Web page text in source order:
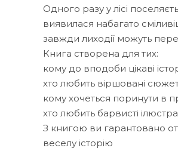
Одного разу у лісі
виявилася набагато
завжди лиходії можуть
Книга створена для тих:
кому до вподоби цікаві
хто любить віршовані
кому хочеться поринути в
хто любить барвисті
З книгою ви гарантовано
веселу історію